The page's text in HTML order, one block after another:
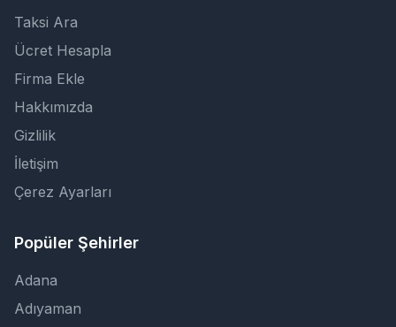
Taksi Ara
Ücret Hesapla
Firma Ekle
Hakkımızda
Gizlilik
İletişim
Çerez Ayarları
Popüler Şehirler
Adana
Adıyaman